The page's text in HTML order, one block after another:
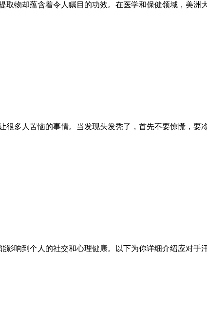
物却蕴含着令人瞩目的功效。在医学和保健领域，美
多人苦恼的事情。当发现头发秃了，首先不要惊慌，
响到个人的社交和心理健康。以下为你详细介绍应对手